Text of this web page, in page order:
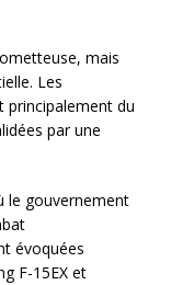
mais
Les
principalement du
par une
le gouvernement
évoquées
F-15EX et